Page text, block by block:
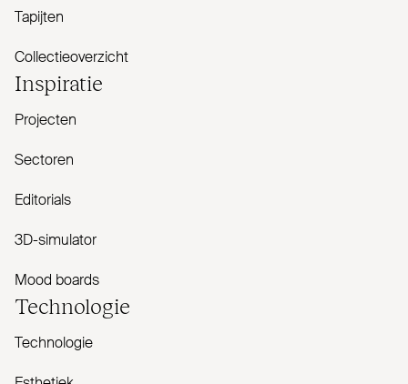
Tapijten
Collectieoverzicht
Inspiratie
Projecten
Sectoren
Editorials
3D-simulator
Mood boards
Tech­nologie
Technologie